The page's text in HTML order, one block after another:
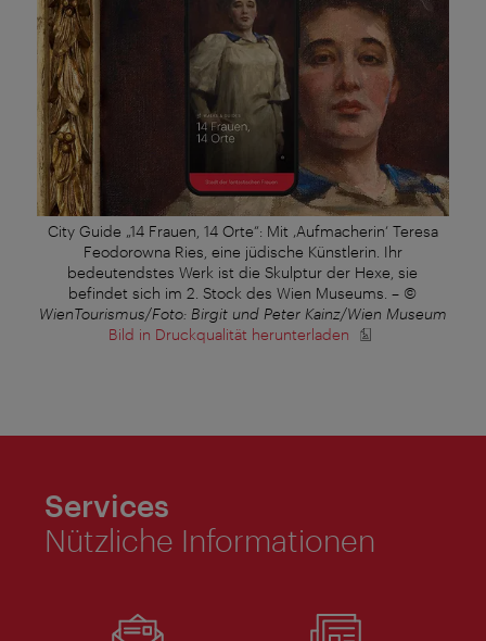
City Guide „14 Frauen, 14 Orte“: Mit ‚Aufmacherin‘ Teresa
Feodorowna Ries, eine jüdische Künstlerin. Ihr
bedeutendstes Werk ist die Skulptur der Hexe, sie
befindet sich im 2. Stock des Wien Museums. – ©
WienTourismus/Foto: Birgit und Peter Kainz/Wien Museum
Bild in Druckqualität herunterladen
Services
Nützliche Informationen